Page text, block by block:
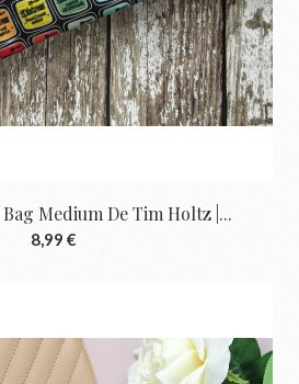
Medium De Tim Holtz |...
8,99 €